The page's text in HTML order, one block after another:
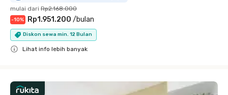
mulai dari Rp2.168.000
-10% Rp1.951.200 /bulan
Diskon sewa min. 12 Bulan
Lihat info lebih banyak